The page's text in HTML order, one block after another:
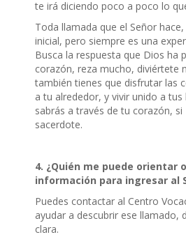
te irá diciendo poco a poco lo
Toda llamada que el Señor
inicial, pero siempre es una
Busca la respuesta que Dios ha
corazón, reza mucho, diviértete
también tienes que disfrutar las
a tu alrededor, y vivir unido a tus
sabrás a través de tu corazón,
sacerdote.
4. ¿Quién me puede orientar
información para ingresar al
Puedes contactar al Centro
ayudar a descubrir ese llamado,
clara.